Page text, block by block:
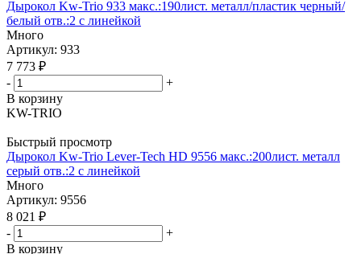
Дырокол Kw-Trio 933 макс.:190лист. металл/пластик черный/
белый отв.:2 с линейкой
Много
Артикул: 933
7 773 ₽
-
+
В корзину
KW-TRIO
Быстрый просмотр
Дырокол Kw-Trio Lever-Tech HD 9556 макс.:200лист. металл
серый отв.:2 с линейкой
Много
Артикул: 9556
8 021 ₽
-
+
В корзину